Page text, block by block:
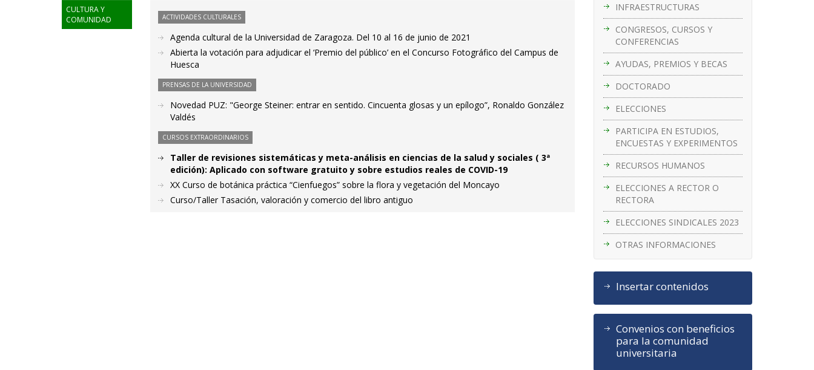
INFRAESTRUCTURAS
CONGRESOS, CURSOS Y
CONFERENCIAS
AYUDAS, PREMIOS Y BECAS
DOCTORADO
ELECCIONES
PARTICIPA EN ESTUDIOS,
ENCUESTAS Y EXPERIMENTOS
RECURSOS HUMANOS
ELECCIONES A RECTOR O
RECTORA
ELECCIONES SINDICALES 2023
OTRAS INFORMACIONES
Insertar contenidos
Convenios con beneficios
para la comunidad
universitaria
CULTURA Y
COMUNIDAD
ACTIVIDADES CULTURALES
Agenda cultural de la Universidad de Zaragoza. Del 10 al 16 de junio de 2021
Abierta la votación para adjudicar el ‘Premio del público’ en el Concurso Fotográfico del Campus de
Huesca
PRENSAS DE LA UNIVERSIDAD
Novedad PUZ: "George Steiner: entrar en sentido. Cincuenta glosas y un epílogo”, Ronaldo González
Valdés
CURSOS EXTRAORDINARIOS
Taller de revisiones sistemáticas y meta-análisis en ciencias de la salud y sociales ( 3ª
edición): Aplicado con software gratuito y sobre estudios reales de COVID-19
XX Curso de botánica práctica “Cienfuegos” sobre la flora y vegetación del Moncayo
Curso/Taller Tasación, valoración y comercio del libro antiguo